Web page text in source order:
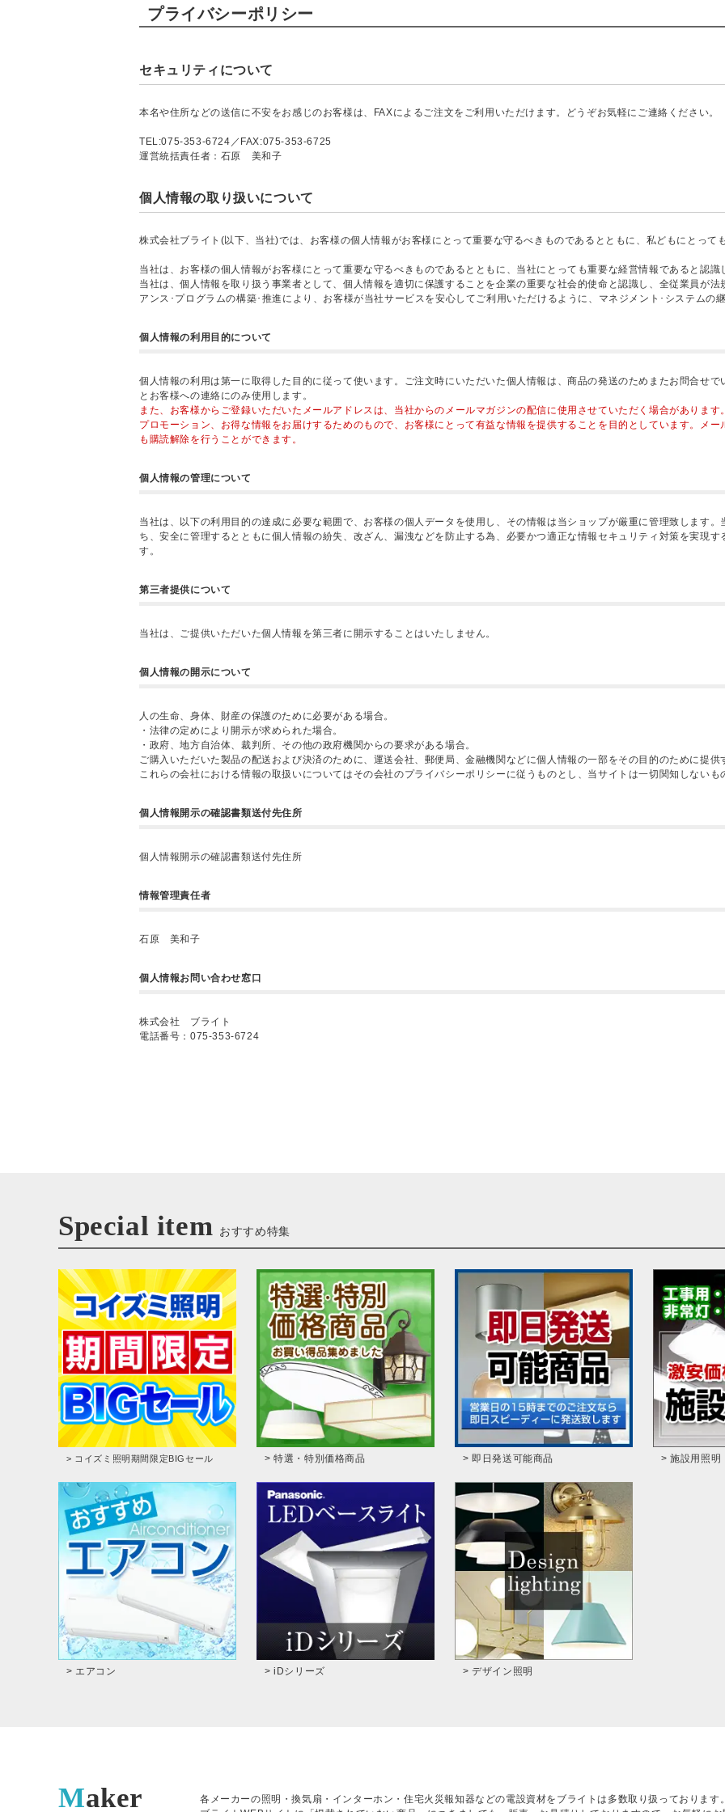
プライバシーポリシー
セキュリティについて
本名や住所などの送信に不安をお感じのお客様は、FAXによるご注文をご利用いただけます。どうぞお気軽にご連絡ください。
TEL:075-353-6724／FAX:075-353-6725
運営統括責任者：石原 美和子
個人情報の取り扱いについて
株式会社ブライト(以下、当社)では、お客様の個人情報がお客様にとって重要な守るべきものであるとともに、私どもにとって
当社は、お客様の個人情報がお客様にとって重要な守るべきものであるとともに、当社にとっても重要な経営情報であると認識
当社は、個人情報を取り扱う事業者として、個人情報を適切に保護することを企業の重要な社会的使命と認識し、全従業員が
アンス･プログラムの構築･推進により、お客様が当社サービスを安心してご利用いただけるように、マネジメント･システムの
個人情報の利用目的について
個人情報の利用は第一に取得した目的に従って使います。ご注文時にいただいた個人情報は、商品の発送のためまたお問合せ
とお客様への連絡にのみ使用します。
また、お客様からご登録いただいたメールアドレスは、当社からのメールマガジンの配信に使用させていただく場合がありま
プロモーション、お得な情報をお届けするためのもので、お客様にとって有益な情報を提供することを目的としています。メ
も購読解除を行うことができます。
個人情報の管理について
当社は、以下の利用目的の達成に必要な範囲で、お客様の個人データを使用し、その情報は当ショップが厳重に管理致します
ち、安全に管理するとともに個人情報の紛失、改ざん、漏洩などを防止する為、必要かつ適正な情報セキュリティ対策を実現
す。
第三者提供について
当社は、ご提供いただいた個人情報を第三者に開示することはいたしません。
個人情報の開示について
人の生命、身体、財産の保護のために必要がある場合。
・法律の定めにより開示が求められた場合。
・政府、地方自治体、裁判所、その他の政府機関からの要求がある場合。
ご購入いただいた製品の配送および決済のために、運送会社、郵便局、金融機関などに個人情報の一部をその目的のために提供
これらの会社における情報の取扱いについてはその会社のプライバシーポリシーに従うものとし、当サイトは一切関知しないも
個人情報開示の確認書類送付先住所
個人情報開示の確認書類送付先住所
情報管理責任者
石原 美和子
個人情報お問い合わせ窓口
株式会社 ブライト
電話番号：075-353-6724
Special item おすすめ特集
> コイズミ照明期間限定BIGセール > 特選・特別価格商品 > 即日発送可能商品 > 施設用照明
> エアコン > iDシリーズ > デザイン照明
Maker
各メーカーの照明・換気扇・インターホン・住宅火災報知器などの電設資材をブライトは多数取り扱っております。